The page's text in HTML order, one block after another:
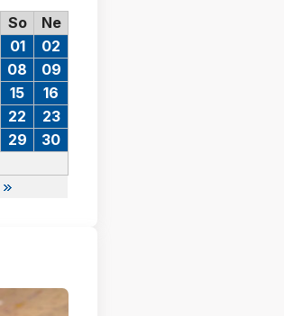
So Ne
01
02
08
09
15
16
22
23
29
30